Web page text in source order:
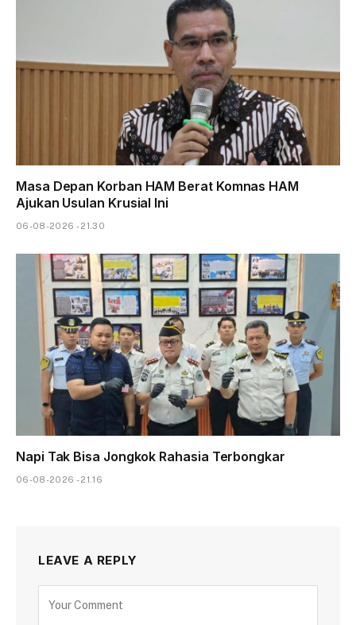
Masa Depan Korban HAM Berat Komnas HAM
Ajukan Usulan Krusial Ini
06-08-2026 - 21.30
Napi Tak Bisa Jongkok Rahasia Terbongkar
06-08-2026 - 21.16
LEAVE A REPLY